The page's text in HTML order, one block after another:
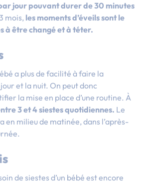
jour pouvant durer de 30 minutes
mois, les moments d’éveils sont le
à être changé et à téter.
a plus de facilité à faire la
et la nuit. On peut donc
la mise en place d’une routine. À
3 et 4 siestes quotidiennes. Le
en milieu de matinée, dans l’après-
de siestes d’un bébé est encore